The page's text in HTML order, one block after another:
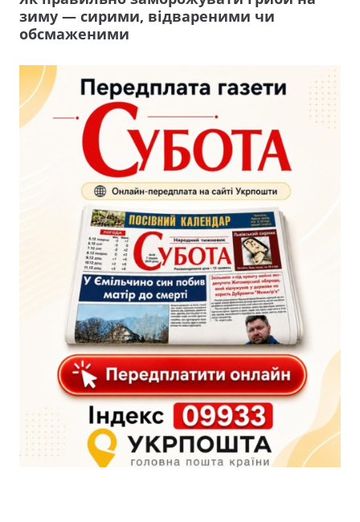
зиму — сирими, відвареними чи
обсмаженими